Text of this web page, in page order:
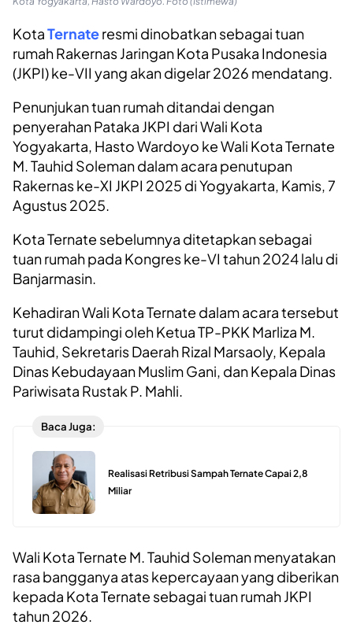
KotaTernateresmi dinobatkan sebagai tuan
rumah Rakernas Jaringan Kota Pusaka Indonesia
(JKPI) ke-VII yang akan digelar 2026 mendatang.
Penunjukan tuan rumah ditandai dengan
penyerahan Pataka JKPI dari Wali Kota
Yogyakarta, Hasto Wardoyo ke Wali Kota Ternate
M. Tauhid Soleman dalam acara penutupan
Rakernas ke-XI JKPI 2025 di Yogyakarta, Kamis, 7
Agustus 2025.
Kota Ternate sebelumnya ditetapkan sebagai
tuan rumah pada Kongres ke-VI tahun 2024 lalu di
Banjarmasin.
Kehadiran Wali Kota Ternate dalam acara tersebut
turut didampingi oleh Ketua TP-PKK Marliza M.
Tauhid, Sekretaris Daerah Rizal Marsaoly, Kepala
Dinas Kebudayaan Muslim Gani, dan Kepala Dinas
Pariwisata Rustak P. Mahli.
Baca Juga:
Realisasi Retribusi Sampah Ternate Capai 2,8
Miliar
Wali Kota Ternate M. Tauhid Soleman menyatakan
rasa bangganya atas kepercayaan yang diberikan
kepada Kota Ternate sebagai tuan rumah JKPI
tahun 2026.